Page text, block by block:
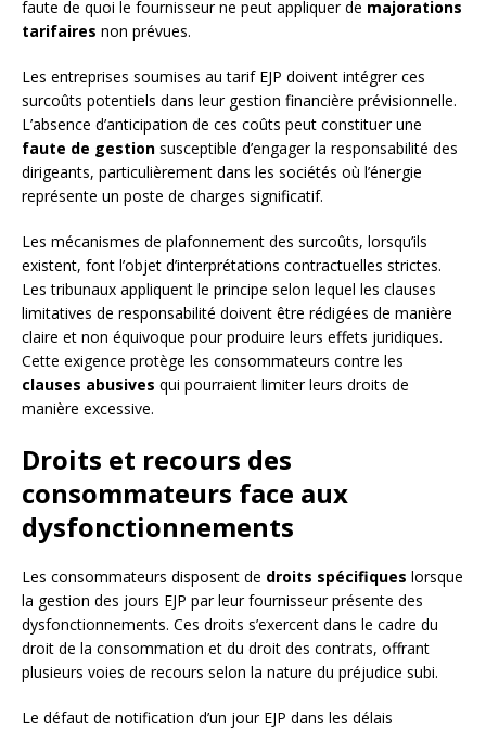
faute de quoi le fournisseur ne peut appliquer de majorations
tarifaires non prévues.
Les entreprises soumises au tarif EJP doivent intégrer ces
surcoûts potentiels dans leur gestion financière prévisionnelle.
L’absence d’anticipation de ces coûts peut constituer une
faute de gestion susceptible d’engager la responsabilité des
dirigeants, particulièrement dans les sociétés où l’énergie
représente un poste de charges significatif.
Les mécanismes de plafonnement des surcoûts, lorsqu’ils
existent, font l’objet d’interprétations contractuelles strictes.
Les tribunaux appliquent le principe selon lequel les clauses
limitatives de responsabilité doivent être rédigées de manière
claire et non équivoque pour produire leurs effets juridiques.
Cette exigence protège les consommateurs contre les
clauses abusives qui pourraient limiter leurs droits de
manière excessive.
Droits et recours des
consommateurs face aux
dysfonctionnements
Les consommateurs disposent de droits spécifiques lorsque
la gestion des jours EJP par leur fournisseur présente des
dysfonctionnements. Ces droits s’exercent dans le cadre du
droit de la consommation et du droit des contrats, offrant
plusieurs voies de recours selon la nature du préjudice subi.
Le défaut de notification d’un jour EJP dans les délais